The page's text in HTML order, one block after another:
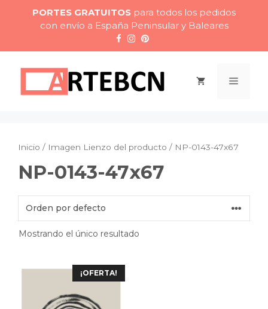
contenido
PORTES GRATUITOS para todos los pedidos
con envío a España Peninsular y Baleares
Menú
Inicio / Imagen Lienzo del producto / NP-0143-47x67
NP-0143-47x67
Mostrando el único resultado
¡OFERTA!